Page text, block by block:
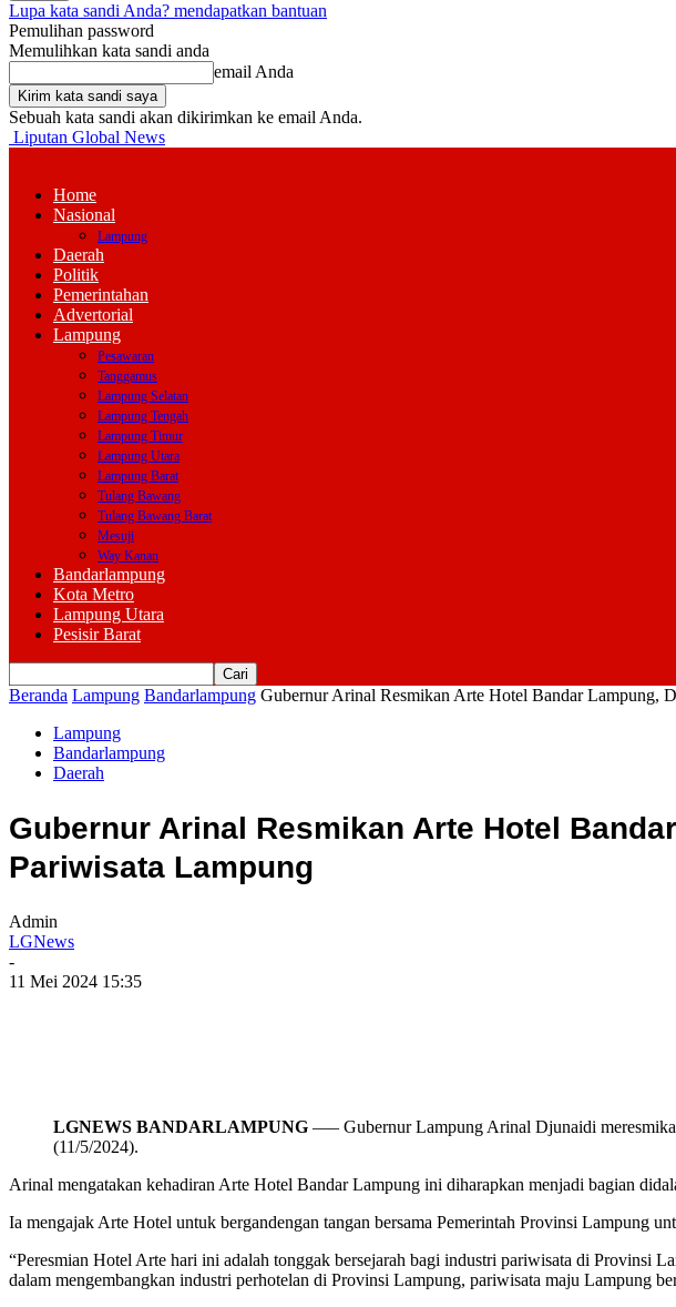
Lupa kata sandi Anda? mendapatkan bantuan
Pemulihan password
Memulihkan kata sandi anda
email Anda
Sebuah kata sandi akan dikirimkan ke email Anda.
Liputan Global News
Home
Nasional
Lampung
Daerah
Politik
Pemerintahan
Advertorial
Lampung
Pesawaran
Tanggamus
Lampung Selatan
Lampung Tengah
Lampung Timur
Lampung Utara
Lampung Barat
Tulang Bawang
Tulang Bawang Barat
Mesuji
Way Kanan
Bandarlampung
Kota Metro
Lampung Utara
Pesisir Barat
Beranda Lampung Bandarlampung Gubernur Arinal Resmikan Arte Hotel Bandar Lampung,
Lampung
Bandarlampung
Daerah
Gubernur Arinal Resmikan Arte Hotel
Pariwisata Lampung
Admin
LGNews
-
11 Mei 2024 15:35
LGNEWS BANDARLAMPUNG —– Gubernur Lampung Arinal Djunaidi
(11/5/2024).
Arinal mengatakan kehadiran Arte Hotel Bandar Lampung ini diharapkan menjadi bagian
Ia mengajak Arte Hotel untuk bergandengan tangan bersama Pemerintah Provinsi Lampung
“Peresmian Hotel Arte hari ini adalah tonggak bersejarah bagi industri pariwisata di Provinsi
dalam mengembangkan industri perhotelan di Provinsi Lampung, pariwisata maju Lampung